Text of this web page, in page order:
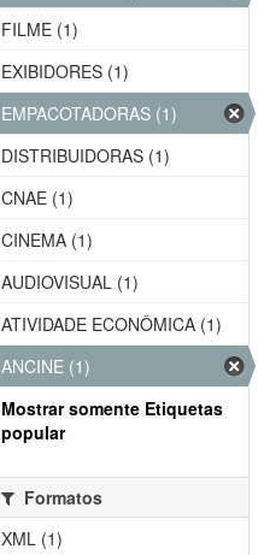
FILME (1)
EXIBIDORES (1)
EMPACOTADORAS (1)
DISTRIBUIDORAS (1)
CNAE (1)
CINEMA (1)
AUDIOVISUAL (1)
ATIVIDADE ECONÔMICA (1)
ANCINE (1)
Mostrar somente Etiquetas
popular
Formatos
XML (1)